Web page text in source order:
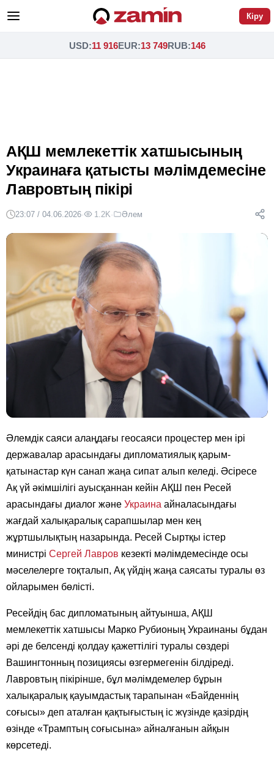
Кіру
USD:11 916EUR:13 749RUB:146
АҚШ мемлекеттік хатшысының
Украинаға қатысты мәлімдемесіне
Лавровтың пікірі
23:07 / 04.06.2026· 1.2K· Әлем
Әлемдік саяси алаңдағы геосаяси процестер мен ірі
державалар арасындағы дипломатиялық қарым-
қатынастар күн санап жаңа сипат алып келеді. Әсіресе
Ақ үй әкімшілігі ауысқаннан кейін АҚШ пен Ресей
арасындағы диалог және Украина айналасындағы
жағдай халықаралық сарапшылар мен кең
жұртшылықтың назарында. Ресей Сыртқы істер
министрі Сергей Лавров кезекті мәлімдемесінде осы
мәселелерге тоқталып, Ақ үйдің жаңа саясаты туралы өз
ойларымен бөлісті.
Ресейдің бас дипломатының айтуынша, АҚШ
мемлекеттік хатшысы Марко Рубионың Украинаны бұдан
әрі де белсенді қолдау қажеттілігі туралы сөздері
Вашингтонның позициясы өзгермегенін білдіреді.
Лавровтың пікірінше, бұл мәлімдемелер бұрын
халықаралық қауымдастық тарапынан «Байденнің
соғысы» деп аталған қақтығыстың іс жүзінде қазірдің
өзінде «Трамптың соғысына» айналғанын айқын
көрсетеді.